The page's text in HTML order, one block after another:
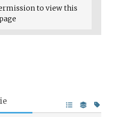
to view this